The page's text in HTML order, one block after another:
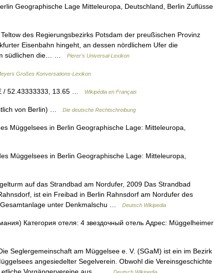
Geographische Lage Mitteleuropa, Deutschland, Berlin Zuflüsse
des Regierungsbezirks Potsdam der preußischen Provinz
Eisenbahn hingeht, an dessen nördlichem Ufer die
südlichen die… …
Pierer's Universal-Lexikon
Großes Konversations-Lexikon
/ 52.43333333, 13.65 … Wikipédia en Français
von Berlin) … Die deutsche Rechtschreibung
Müggelsees in Berlin Geographische Lage: Mitteleuropa,
Müggelsees in Berlin Geographische Lage: Mitteleuropa,
auf das Strandbad am Nordufer, 2009 Das Strandbad
ist ein Freibad in Berlin Rahnsdorf am Nordufer des
unter Denkmalschu …
Deutsch Wikipedia
Категория отеля: 4 звездочный отель Адрес: Müggelheimer
Seglergemeinschaft am Müggelsee e. V. (SGaM) ist ein im Bezirk
angesiedelter Segelverein. Obwohl die Vereinsgeschichte
etliche Vorgängervereine aus… …